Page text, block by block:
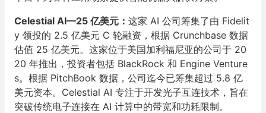
Celestial AI—25 亿美元： 这家 AI 公司筹集了由 Fidelit
y 领投的 2.5 亿美元 C 轮融资，根据 Crunchbase 数据
估值 25 亿美元。这家位于美国加利福尼亚的公司于 20
20 年推出，投资者包括 BlackRock 和 Engine Venture
s。根据 PitchBook 数据，公司迄今已筹集超过 5.8 亿
美元资本。Celestial AI 专注于开发光子互连技术，旨在
突破传统电子连接在 AI 计算中的带宽和功耗限制。